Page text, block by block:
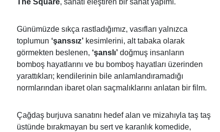
The Square, sanatı eleştiren bir sanat yapımı.
Günümüzde sıkça rastladığımız, vasıfları yalnızca
toplumun ‘şanssız’kesimlerini, alt tabaka olarak
görmekten beslenen, ‘şanslı’doğmuş insanların
bomboş hayatlarını ve bu bomboş hayatları üzerinden
yarattıkları; kendilerinin bile anlamlandıramadığı
normlarından ibaret olan saçmalıklarını anlatan bir film.
Çağdaş burjuva sanatını hedef alan ve mizahıyla taş taş
üstünde bırakmayan bu sert ve karanlık komedide,